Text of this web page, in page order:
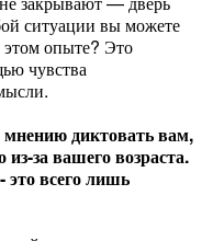
ситуации вы можете
этом опыте? Это
чувства
диктовать вам,
за вашего возраста.
это всего лишь